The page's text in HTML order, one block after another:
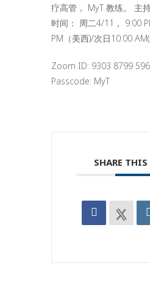
疗高管， MyT 教练。 主
时间： 周二4/11， 9:00
PM（美西)/次日10:00 AM(
Zoom ID: 9303 8799 596
Passcode: MyT
SHARE THIS